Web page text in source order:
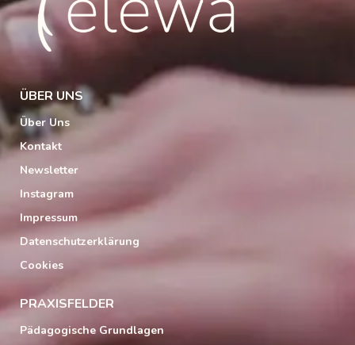
ÜBER UNS
Über Uns
Kontakt
Newsletter
Instagram
Impressum
Datenschutzerklärung
Cookies
PRAXISFELDER
Pädagogische Grundlagen